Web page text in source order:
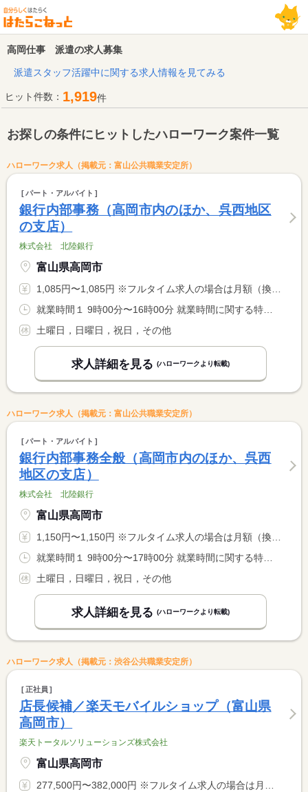
高岡仕事 派遣の求人募集
派遣スタッフ活躍中に関する求人情報を見てみる
ヒット件数： 1,919件
お探しの条件にヒットしたハローワーク案件一覧
ハローワーク求人（掲載元：富山公共職業安定所）
パート・アルバイト
銀行内部事務（高岡市内のほか、呉西地区
の支店）
株式会社 北陸銀行
富山県高岡市
1,085円〜1,085円 ※フルタイム求人の場合は月額（換算額）、パート求人の場合は時間額を表示しています。
土曜日，日曜日，祝日，その他
求人詳細を見る (ハローワークより転載)
ハローワーク求人（掲載元：富山公共職業安定所）
パート・アルバイト
銀行内部事務全般（高岡市内のほか、呉西
地区の支店）
株式会社 北陸銀行
富山県高岡市
1,150円〜1,150円 ※フルタイム求人の場合は月額（換算額）、パート求人の場合は時間額を表示しています。
土曜日，日曜日，祝日，その他
求人詳細を見る (ハローワークより転載)
ハローワーク求人（掲載元：渋谷公共職業安定所）
正社員
店長候補／楽天モバイルショップ（富山県
高岡市）
楽天トータルソリューションズ株式会社
富山県高岡市
277,500円〜382,000円 ※フルタイム求人の場合は月額（換算額）、パート求人の場合は時間額を表示しています。